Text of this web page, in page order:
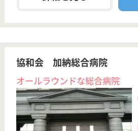
分
病院
療養型病院として、ご自宅や、急性期一般病院・各種
入所施設から、幅広く入院を受け入れています
MSW（管理職候補） 正社員(日勤のみ)
給与
月給：285,000円〜310,000円
職種